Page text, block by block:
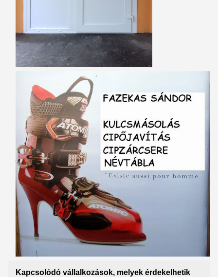
Kapcsolódó vállalkozások, melyek érdekelhetik